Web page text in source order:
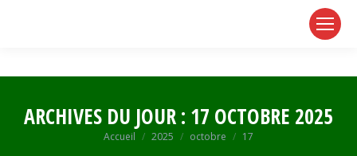
ARCHIVES DU JOUR : 17 OCTOBRE 2025
Vous êtes ici :
Accueil 2025 octobre 17